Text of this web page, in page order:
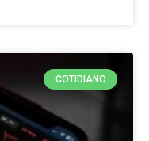
COTIDIANO